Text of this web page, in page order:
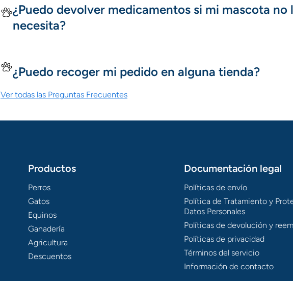
¿Puedo devolver medicamentos si mi mascota no
necesita?
¿Puedo recoger mi pedido en alguna tienda?
Ver todas las Preguntas Frecuentes
Productos
Perros
Gatos
Equinos
Ganadería
Agricultura
Descuentos
Documentación legal
Políticas de envío
Política de Tratamiento y
Datos Personales
Políticas de devolución y
Políticas de privacidad
Términos del servicio
Información de contacto